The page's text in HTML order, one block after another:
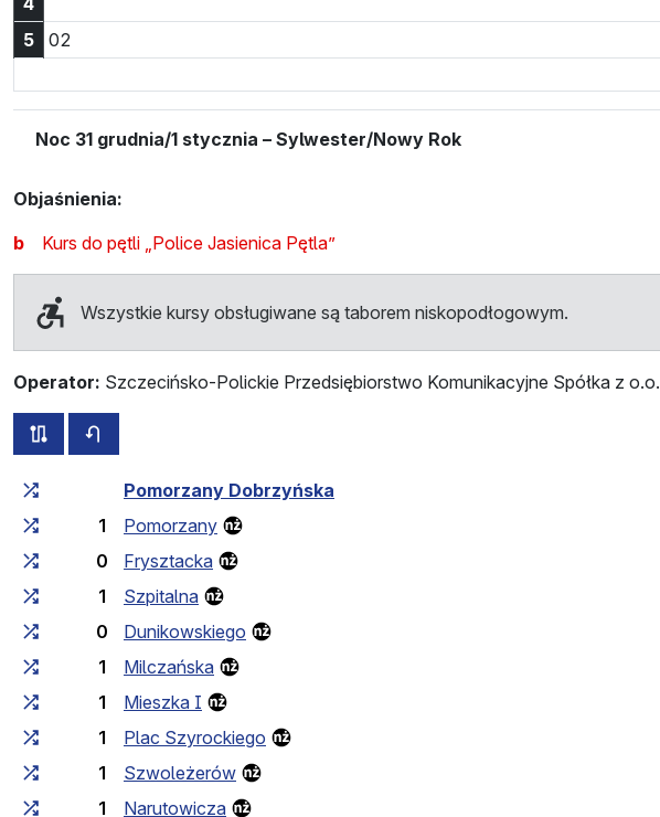
5
02
Noc 31 grudnia/1 stycznia – Sylwester/Nowy Rok
Objaśnienia:
b
Kurs do pętli „Police Jasienica Pętla”
Wszystkie kursy obsługiwane są taborem niskopodłogowym.
Operator: Szczecińsko-Polickie Przedsiębiorstwo Komunikacyjne Spółka z o.o.
wszystkie trasy tej linii
Czas przejazdu narastająco Czas przejazdu między przystankami
Pomorzany Dobrzyńska
1
Pomorzany
0
Frysztacka
1
Szpitalna
0
Dunikowskiego
1
Milczańska
1
Mieszka I
1
Plac Szyrockiego
1
Szwoleżerów
1
Narutowicza